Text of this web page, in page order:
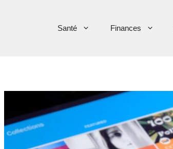
Santé Finances